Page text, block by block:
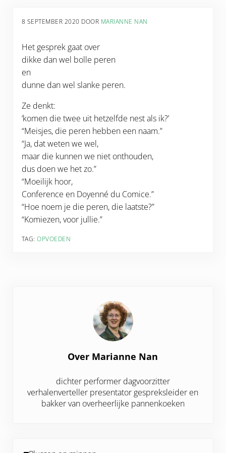
8 SEPTEMBER 2020 DOOR MARIANNE NAN
Het gesprek gaat over
dikke dan wel bolle peren
en
dunne dan wel slanke peren.
Ze denkt:
‘komen die twee uit hetzelfde nest als ik?’
“Meisjes, die peren hebben een naam.”
“Ja, dat weten we wel,
maar die kunnen we niet onthouden,
dus doen we het zo.”
“Moeilijk hoor,
Conference en Doyenné du Comice.”
“Hoe noem je die peren, die laatste?”
“Komiezen, voor jullie.”
TAG:OPVOEDEN
Over Marianne Nan
dichter performer dagvoorzitter
verhalenverteller presentator gespreksleider en
bakker van overheerlijke pannenkoeken